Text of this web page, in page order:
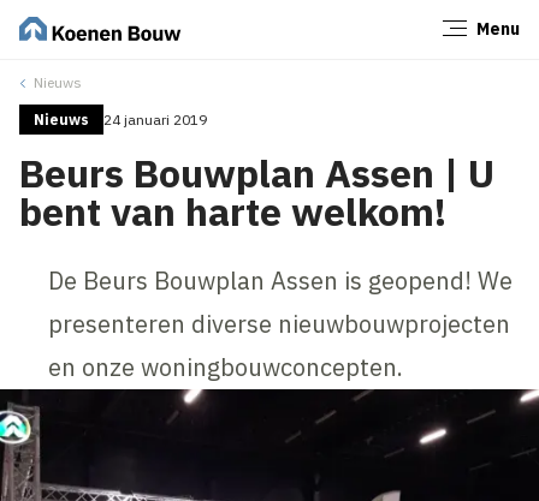
Menu
Nieuws
Nieuws 24 januari 2019
Beurs Bouwplan Assen | U
bent van harte welkom!
De Beurs Bouwplan Assen is geopend! We
presenteren diverse nieuwbouwprojecten
en onze woningbouwconcepten.
Sluiten